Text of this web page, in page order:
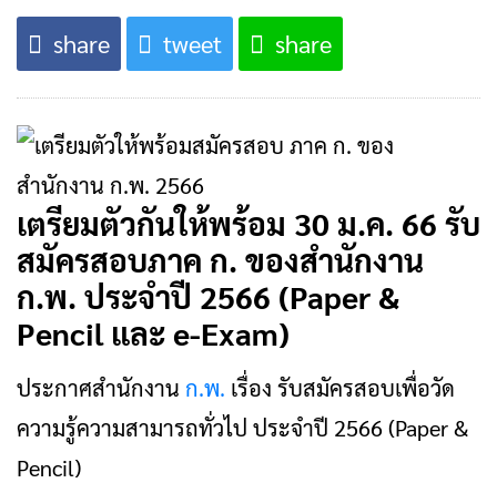
share tweet share
เตรียมตัวกันให้พร้อม 30 ม.ค. 66 รับ
สมัครสอบภาค ก. ของสำนักงาน
ก.พ. ประจำปี 2566 (Paper &
Pencil และ e-Exam)
ประกาศสำนักงาน ก.พ. เรื่อง รับสมัครสอบเพื่อวัด
ความรู้ความสามารถทั่วไป ประจำปี 2566 (Paper &
Pencil)